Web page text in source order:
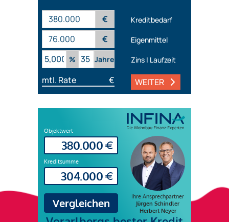
€ Kreditbedarf
€
Eigenmittel
%
Jahre Zins | Laufzeit
mtl. Rate € WEITER